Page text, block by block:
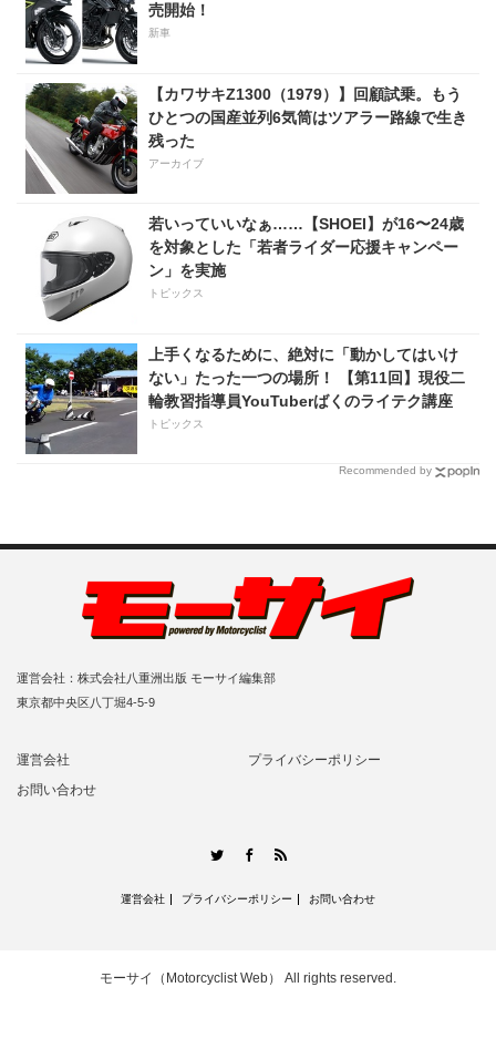
売開始！
新車
【カワサキZ1300（1979）】回顧試乗。もう
ひとつの国産並列6気筒はツアラー路線で生き
残った
アーカイブ
若いっていいなぁ……【SHOEI】が16〜24歳
を対象とした「若者ライダー応援キャンペー
ン」を実施
トピックス
上手くなるために、絶対に「動かしてはいけ
ない」たった一つの場所！ 【第11回】現役二
輪教習指導員YouTuberばくのライテク講座
トピックス
Recommended by
運営会社：株式会社八重洲出版 モーサイ編集部
東京都中央区八丁堀4-5-9
運営会社
プライバシーポリシー
お問い合わせ
TwitterFacebook
運営会社 プライバシーポリシー お問い合わせ
モーサイ（Motorcyclist Web） All rights reserved.